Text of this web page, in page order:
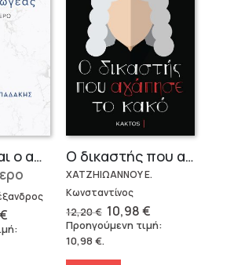
Ο όμηρος και ο απαγωγέας
€Η
τρέχουσα
τιμή
Ο δικαστής που αγάπησε το κακό
ΧΑΤΖΗΙΩΑΝΝΟΥ Ε.
Κωνσταντίνος
12,20€ Original
price
was:
10,98€Η
τρέχουσα
τιμή
Προηγούμενη τιμή:
10,98 €.